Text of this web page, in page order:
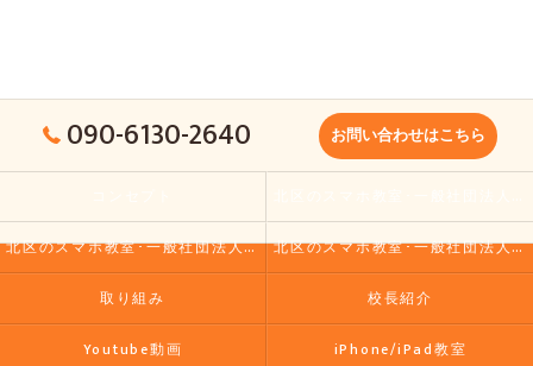
090-6130-2640 お問い合わせはこちら
北区のスマホ教室･一般社団法人大人の小学校の評判 北区のスマホ教室･一般社団法人大人の小学校のお客様の声
取り組み 校長紹介
Youtube動画 iPhone/iPad教室